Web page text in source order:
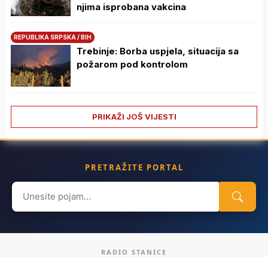
njima isprobana vakcina
REPUBLIKA SRPSKA / BIH
Trebinje: Borba uspjela, situacija sa
požarom pod kontrolom
PRIKAŽI JOŠ VIJESTI
PRETRAŽITE PORTAL
Search
for:
RADIO STANICE